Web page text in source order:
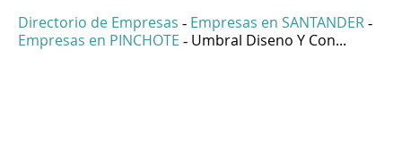
Directorio de Empresas - Empresas en SANTANDER -
Empresas en PINCHOTE - Umbral Diseno Y Con...